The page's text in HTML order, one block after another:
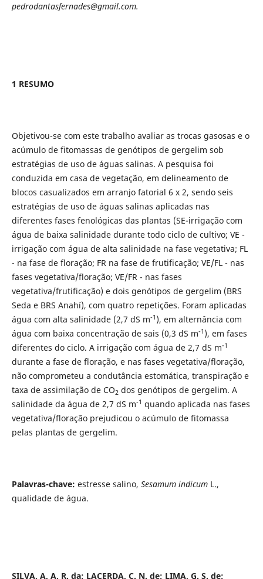
pedrodantasfernades@gmail.com.
1 RESUMO
Objetivou-se com este trabalho avaliar as trocas gasosas e o
acúmulo de fitomassas de genótipos de gergelim sob
estratégias de uso de águas salinas. A pesquisa foi
conduzida em casa de vegetação, em delineamento de
blocos casualizados em arranjo fatorial 6 x 2, sendo seis
estratégias de uso de águas salinas aplicadas nas
diferentes fases fenológicas das plantas (SE-irrigação com
água de baixa salinidade durante todo ciclo de cultivo; VE -
irrigação com água de alta salinidade na fase vegetativa; FL
- na fase de floração; FR na fase de frutificação; VE/FL - nas
fases vegetativa/floração; VE/FR - nas fases
vegetativa/frutificação) e dois genótipos de gergelim (BRS
Seda e BRS Anahí), com quatro repetições. Foram aplicadas
água com alta salinidade (2,7 dS m-1 ), em alternância com
água com baixa concentração de sais (0,3 dS m-1 ), em fases
diferentes do ciclo. A irrigação com água de 2,7 dS m-1
durante a fase de floração, e nas fases vegetativa/floração,
não comprometeu a condutância estomática, transpiração e
taxa de assimilação de CO2 dos genótipos de gergelim. A
salinidade da água de 2,7 dS m-1 quando aplicada nas fases
vegetativa/floração prejudicou o acúmulo de fitomassa
pelas plantas de gergelim.
Palavras-chave: estresse salino, Sesamum indicumL.,
qualidade de água.
SILVA, A, A, R. da; LACERDA, C. N. de; LIMA, G. S. de;